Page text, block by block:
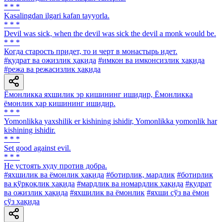
* * *
Kasalingdan ilgari kafan tayyorla.
* * *
Devil was sick, when the devil was sick the devil a monk would be.
* * *
Когда старость придет, то и черт в монастырь идет.
#қудрат ва ожизлик ҳақида #имкон ва имконсизлик ҳақида
#режа ва режасизлик ҳақида
Ёмонликка яхшилик эр кишининг ишидир, Ёмонликка
ёмонлик ҳар кишининг ишидир.
* * *
Yomonlikka yaxshilik er kishining ishidir, Yomonlikka yomonlik har
kishining ishidir.
* * *
Set good against evil.
* * *
He устоять худу против добра.
#яхшилик ва ёмонлик ҳақида #ботирлик, мардлик #ботирлик
ва қўрқоқлик ҳақида #мардлик ва номардлик ҳақида #қудрат
ва ожизлик ҳақида #яхшилик ва ёмонлик #яхши сўз ва ёмон
сўз ҳақида